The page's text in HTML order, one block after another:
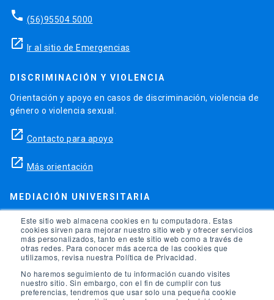
Este sitio web almacena cookies en tu computadora. Estas
cookies sirven para mejorar nuestro sitio web y ofrecer servicios
más personalizados, tanto en este sitio web como a través de
otras redes. Para conocer más acerca de las cookies que
utilizamos, revisa nuestra Política de Privacidad.
No haremos seguimiento de tu información cuando visites
nuestro sitio. Sin embargo, con el fin de cumplir con tus
preferencias, tendremos que usar solo una pequeña cookie
phone (56)95504 5000
launch Ir al sitio de Emergencias
DISCRIMINACIÓN Y VIOLENCIA
Orientación y apoyo en casos de discriminación, violencia de
género o violencia sexual.
launch Contacto para apoyo
launch Más orientación
MEDIACIÓN UNIVERSITARIA
Teléfonos para orientación y consejo si se ha vulnerado
alguno de tus derechos en la universidad.
phone (56)95504 1691
phone (56)95504 1247